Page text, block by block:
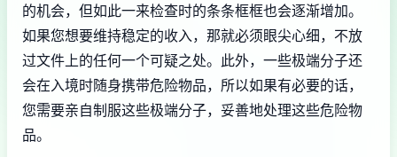
的机会，但如此一来检查时的条条框框也会逐渐增加。
如果您想要维持稳定的收入，那就必须眼尖心细，不放
过文件上的任何一个可疑之处。此外，一些极端分子还
会在入境时随身携带危险物品，所以如果有必要的话，
您需要亲自制服这些极端分子，妥善地处理这些危险物
品。